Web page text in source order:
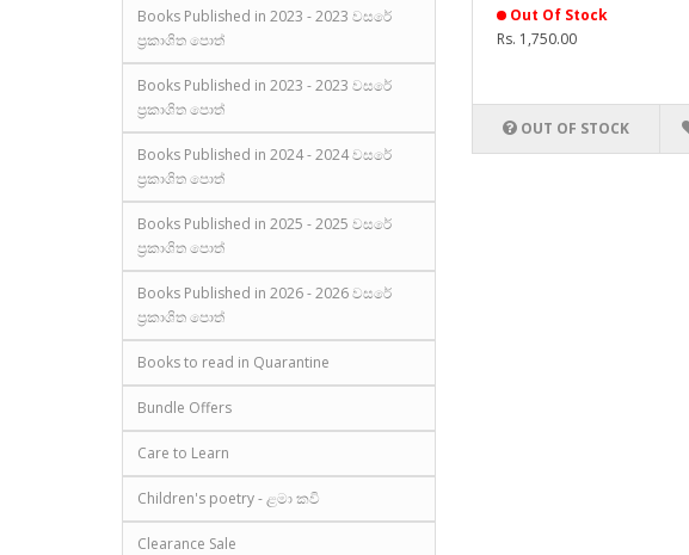
Books Published in 2023 - 2023 වසරේ
ප්‍රකාශිත පොත්
Books Published in 2023 - 2023 වසරේ
ප්‍රකාශිත පොත්
Books Published in 2024 - 2024 වසරේ
ප්‍රකාශිත පොත්
Books Published in 2025 - 2025 වසරේ
ප්‍රකාශිත පොත්
Books Published in 2026 - 2026 වසරේ
ප්‍රකාශිත පොත්
Books to read in Quarantine
Bundle Offers
Care to Learn
Children's poetry - ළමා කවි
Clearance Sale
Out Of Stock
Rs. 1,750.00
OUT OF STOCK